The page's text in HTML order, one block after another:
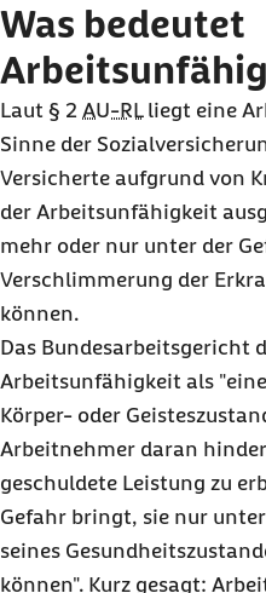
Gilt auch bei der
Arbeitsunfähigkeit?
Wann muss eine
nachgewiesen werden?
Elektronische
Was bedeutet
Laut § 2 AU-RLliegt eine
Sinne der
Versicherte aufgrund von
der Arbeitsunfähigkeit
mehr oder nur unter der
Verschlimmerung der
können.
Das Bundesarbeitsgericht
Arbeitsunfähigkeit als
Körper- oder
Arbeitnehmer daran
geschuldete Leistung zu
Gefahr bringt, sie nur
seines
können". Kurz gesagt: